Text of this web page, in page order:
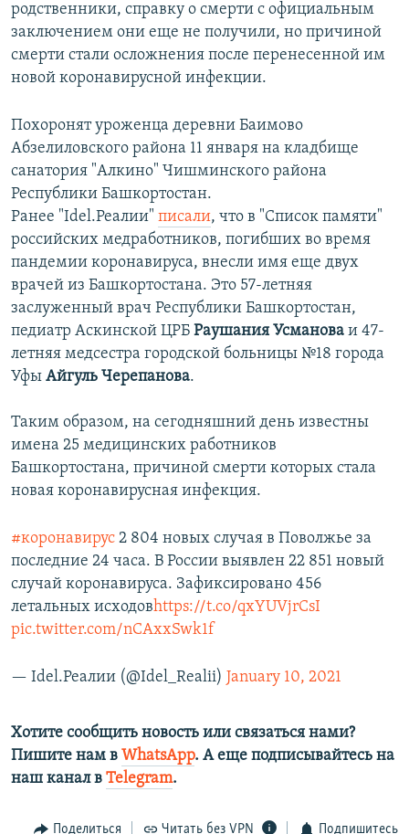
родственники, справку о смерти с официальным
заключением они еще не получили, но причиной
смерти стали осложнения после перенесенной им
новой коронавирусной инфекции.
Похоронят уроженца деревни Баимово
Абзелиловского района 11 января на кладбище
санатория "Алкино" Чишминского района
Республики Башкортостан.
Ранее "Idel.Реалии" писали, что в "Список памяти"
российских медработников, погибших во время
пандемии коронавируса, внесли имя еще двух
врачей из Башкортостана. Это 57-летняя
заслуженный врач Республики Башкортостан,
педиатр Аскинской ЦРБ Раушания Усманова и 47-
летняя медсестра городской больницы №18 города
Уфы Айгуль Черепанова.
Таким образом, на сегодняшний день известны
имена 25 медицинских работников
Башкортостана, причиной смерти которых стала
новая коронавирусная инфекция.
#коронавирус 2 804 новых случая в Поволжье за
последние 24 часа. В России выявлен 22 851 новый
случай коронавируса. Зафиксировано 456
летальных исходовhttps://t.co/qxYUVjrCsI
pic.twitter.com/nCAxxSwk1f
— Idel.Реалии (@Idel_Realii) January 10, 2021
Хотите сообщить новость или связаться нами?
Пишите нам в WhatsApp. А еще подписывайтесь на
наш канал в Telegram.
Поделиться Читать без VPN Подпишитесь